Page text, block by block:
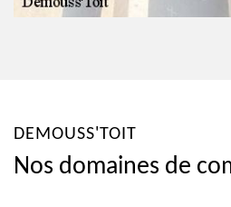
DEMOUSS'TOIT
Nos domaines de